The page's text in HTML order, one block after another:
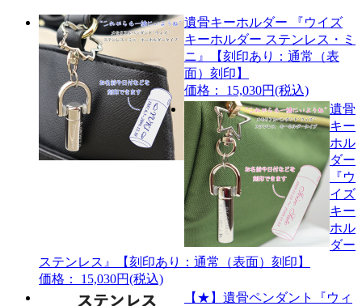
遺骨キーホルダー 『ウイズ
キーホルダー ステンレス・ミ
ニ』【刻印あり：通常（表
面）刻印】
価格： 15,030円(税込)
遺骨
キー
ホル
ダー
『ウ
イズ
キー
ホル
ダー
ステンレス』【刻印あり：通常（表面）刻印】
価格： 15,030円(税込)
【★】遺骨ペンダント『ウィ